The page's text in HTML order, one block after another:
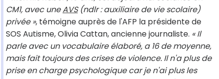
CM1, avec uneAVS(ndlr : auxiliaire de vie scolaire)
privée », témoigne auprès de l'AFP la présidente de
SOS Autisme, Olivia Cattan, ancienne journaliste. « Il
parle avec un vocabulaire élaboré, a 16 de moyenne,
mais fait toujours des crises de violence. Il n'a plus de
prise en charge psychologique car je n'ai plus les